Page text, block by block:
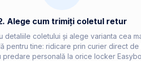
Alege cum trimiți coletul retur
detaliile coletului și alege varianta cea
pentru tine: ridicare prin curier direct de
predare personală la orice locker